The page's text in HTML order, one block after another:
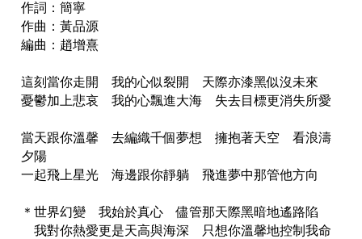
作詞：簡寧
作曲：黃品源
編曲：趙增熹
這刻當你走開 我的心似裂開 天際亦漆黑似沒未來
憂鬱加上悲哀 我的心飄進大海 失去目標更消失所愛
當天跟你溫馨 去編織千個夢想 擁抱著天空 看浪濤
夕陽
一起飛上星光 海邊跟你靜躺 飛進夢中那管他方向
＊世界幻變 我始於真心 儘管那天際黑暗地遙路陷
我對你熱愛更是天高與海深 只想你溫馨地控制我命